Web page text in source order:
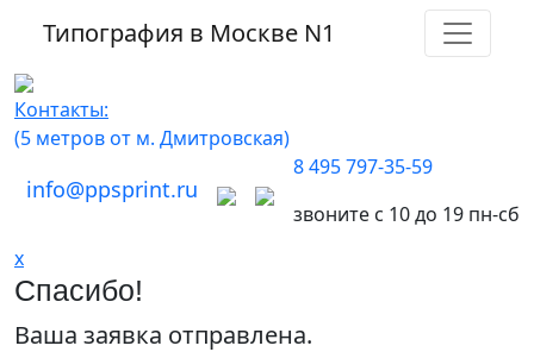
Типография в Москве N1
Контакты:
(5 метров от м. Дмитровская)
info@ppsprint.ru
8 495 797-35-59
звоните с 10 до 19 пн-сб
x
Спасибо!
Ваша заявка отправлена.